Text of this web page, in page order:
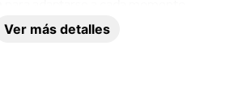
Ver más detalles